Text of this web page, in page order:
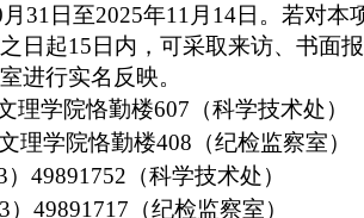
31日至2025年11月14日。若对本
日起15日内，可采取来访、书面
进行实名反映。
理学院恪勤楼607（科学技术处）
理学院恪勤楼408（纪检监察室）
49891752（科学技术处）
）49891717（纪检监察室）